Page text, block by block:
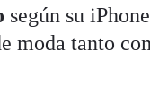
según su
moda tanto